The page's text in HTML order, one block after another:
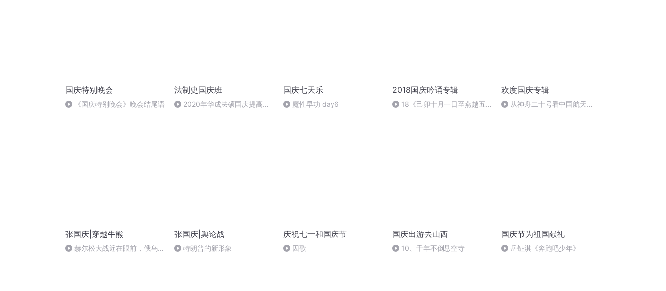
国庆特别晚会
《国庆特别晚会》晚会结尾语
法制史国庆班
2020年华成法硕国庆提高班
国庆七天乐
魔性早功 day6
2018国庆吟诵专辑
18《己卯十月一日至燕越五
欢度国庆专辑
从神舟二十号看中国航天
张国庆|穿越牛熊
赫尔松大战近在眼前，俄乌冲
张国庆|舆论战
特朗普的新形象
庆祝七一和国庆节
囚歌
国庆出游去山西
10、千年不倒悬空寺
国庆节为祖国献礼
岳钲淇《奔跑吧少年》